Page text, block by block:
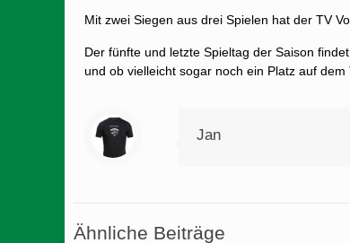
Mit zwei Siegen aus drei Spielen hat der TV
Der fünfte und letzte Spieltag der Saison
und ob vielleicht sogar noch ein Platz auf dem
Jan
Ähnliche Beiträge